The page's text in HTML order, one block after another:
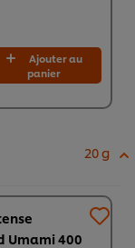
Ajouter au
panier
20 g
Umami 400